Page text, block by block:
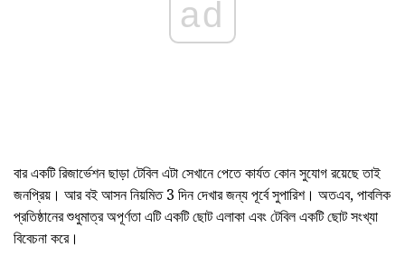
ad
বার একটি রিজার্ভেশন ছাড়া টেবিল এটা সেখানে পেতে কার্যত কোন সুযোগ রয়েছে তাই
জনপ্রিয়। আর বই আসন নিয়মিত 3 দিন দেখার জন্য পূর্বে সুপারিশ। অতএব, পাবলিক
প্রতিষ্ঠানের শুধুমাত্র অপূর্ণতা এটি একটি ছোট এলাকা এবং টেবিল একটি ছোট সংখ্যা
বিবেচনা করে।